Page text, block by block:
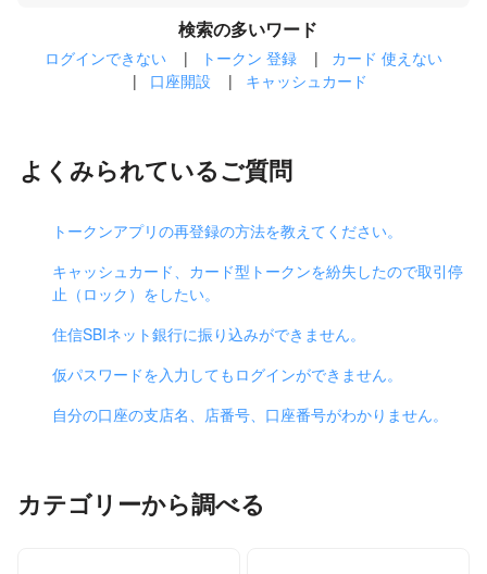
検索の多いワード
ログインできない | トークン 登録 |
カード 使えない
|
口座開設 | キャッシュカード
よくみられているご質問
トークンアプリの再登録の方法を教えてください。
キャッシュカード、カード型トークンを紛失したので取引停
止（ロック）をしたい。
住信SBIネット銀行に振り込みができません。
仮パスワードを入力してもログインができません。
自分の口座の支店名、店番号、口座番号がわかりません。
カテゴリーから調べる